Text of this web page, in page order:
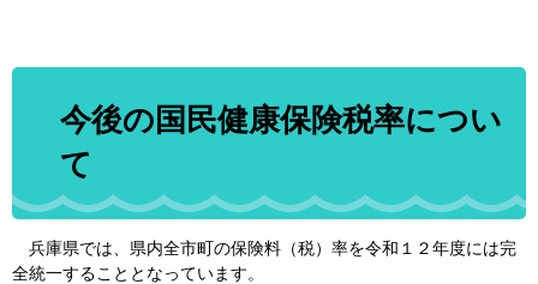
今後の国民健康保険税率につい
て
兵庫県では、県内全市町の保険料（税）率を令和１２年度には完
全統一することとなっています。